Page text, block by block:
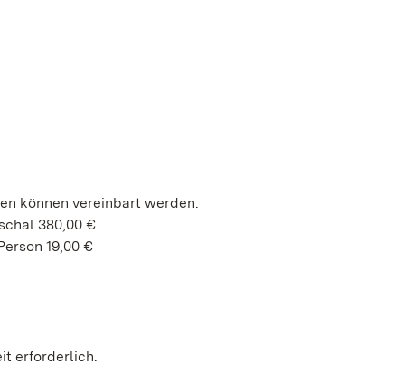
können vereinbart werden.
380,00 €
19,00 €
erforderlich.